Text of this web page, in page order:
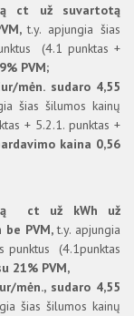
ct už suvartotą
t.y. apjungia šias
(4.1 punktas +
PVM;
mėn. sudaro 4,55
šias šilumos kainų
+ 5.2.1. punktas +
kaina 0,56
ct už kWh už
be PVM,t.y. apjungia
punktus (4.1punktas
21% PVM,
mėn., sudaro 4,55
šias šilumos kainų